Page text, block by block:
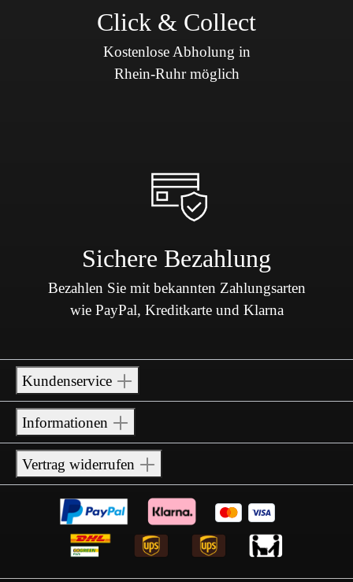
Click & Collect
Kostenlose Abholung in
Rhein-Ruhr möglich
Sichere Bezahlung
Bezahlen Sie mit bekannten Zahlungsarten
wie PayPal, Kreditkarte und Klarna
Kundenservice
Informationen
Vertrag widerrufen